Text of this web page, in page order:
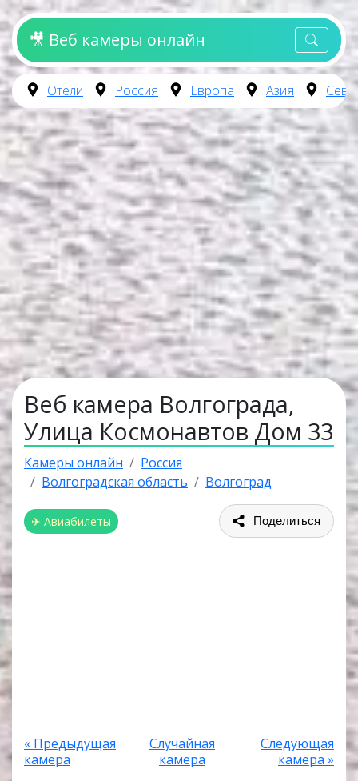
🎥 Веб камеры онлайн
Отели Россия Европа Азия
Веб камера Волгограда,
Улица Космонавтов Дом 33
Камеры онлайн
Россия
Волгоградская область
Волгоград
✈ Авиабилеты Поделиться
« Предыдущая
камера
Случайная
камера
Следующая
камера »